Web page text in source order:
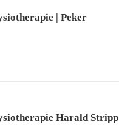
| Peker
Harald Stripp